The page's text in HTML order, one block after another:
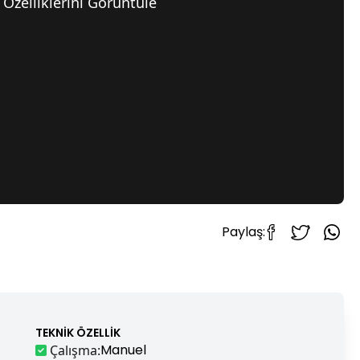
Paylaş:
TEKNIK ÖZELLIK
Çalışma:Manuel